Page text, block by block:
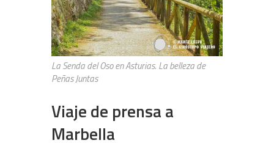
La Senda del Oso en Asturias. La belleza de
Peñas Juntas
Viaje de prensa a
Marbella